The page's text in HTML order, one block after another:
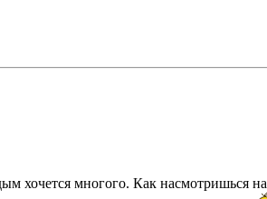
хочется многого. Как насмотришься на